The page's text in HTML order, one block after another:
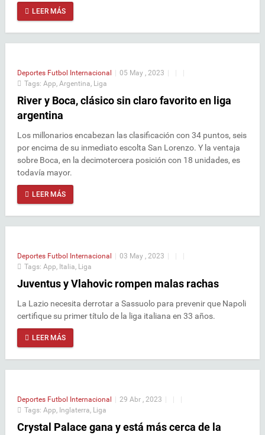
LEER MÁS
Deportes Futbol Internacional 05 May , 2023
Tags: App, Argentina, Liga
River y Boca, clásico sin claro favorito en liga
argentina
Los millonarios encabezan las clasificación con 34 puntos, seis
por encima de su inmediato escolta San Lorenzo. Y la ventaja
sobre Boca, en la decimotercera posición con 18 unidades, es
todavía mayor.
LEER MÁS
Deportes Futbol Internacional 03 May , 2023
Tags: App, Italia, Liga
Juventus y Vlahovic rompen malas rachas
La Lazio necesita derrotar a Sassuolo para prevenir que Napoli
certifique su primer título de la liga italiana en 33 años.
LEER MÁS
Deportes Futbol Internacional 29 Abr , 2023
Tags: App, Inglaterra, Liga
Crystal Palace gana y está más cerca de la